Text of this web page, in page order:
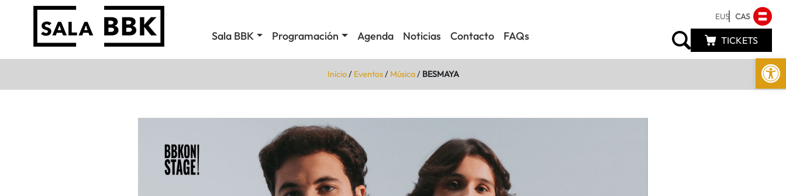
Abrir
Sala BBK Programación Agenda Noticias Contacto FAQs
EUS CAS
TICKETS
Inicio/ Eventos/ Música/ BESMAYA